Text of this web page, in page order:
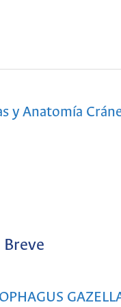
y Anatomía